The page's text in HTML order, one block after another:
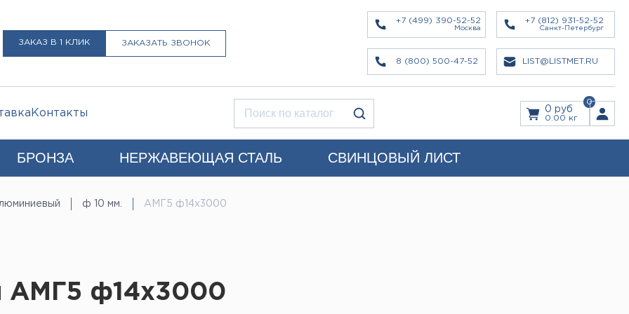
ЗАКАЗ В 1 КЛИК ЗАКАЗАТЬ ЗВОНОК
+7 (499) 390-52-52
Москва
+7 (812) 931-52-52
Санкт-Петербург
8 (800) 500-47-52 LIST@LISTMET.RU
Контакты
0
0 руб
0.00 кг
БРОНЗА НЕРЖАВЕЮЩАЯ СТАЛЬ СВИНЦОВЫЙ ЛИСТ
ф 10 мм. АМГ5 ф14х3000
АМГ5 ф14х3000